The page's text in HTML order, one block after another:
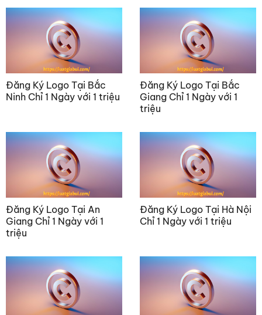
Đăng Ký Logo Tại Bắc
Ninh Chỉ 1 Ngày với 1 triệu
Đăng Ký Logo Tại Bắc
Giang Chỉ 1 Ngày với 1
triệu
Đăng Ký Logo Tại An
Giang Chỉ 1 Ngày với 1
triệu
Đăng Ký Logo Tại Hà Nội
Chỉ 1 Ngày với 1 triệu